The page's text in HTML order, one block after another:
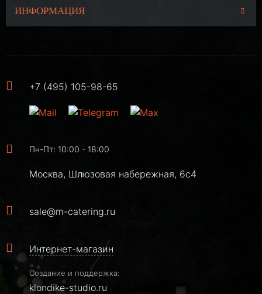
ИНФОРМАЦИЯ
+7 (495) 105-98-65
Пн-Пт: 10:00 - 18:00
Москва, Шлюзовая набережная, 6с4
sale@m-catering.ru
Интернет-магазин
Создание и поддержка:
klondike-studio.ru